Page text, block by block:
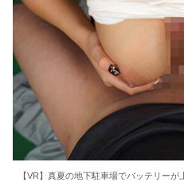
【VR】真夏の地下駐車場でバッテリー